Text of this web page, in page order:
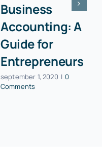
Business
Accounting: A
Guide for
Entrepreneurs
september 1, 2020 | 0
Comments